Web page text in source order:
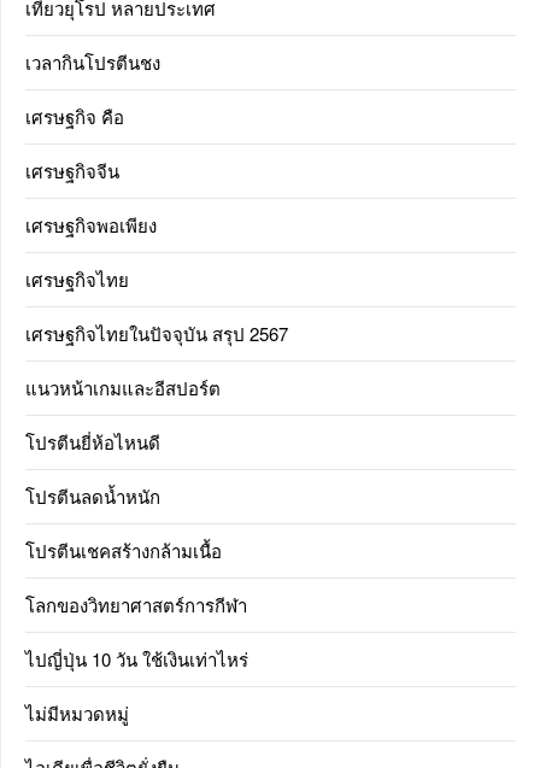
เที่ยวยุโรป หลายประเทศ
เวลากินโปรตีนชง
เศรษฐกิจ คือ
เศรษฐกิจจีน
เศรษฐกิจพอเพียง
เศรษฐกิจไทย
เศรษฐกิจไทยในปัจจุบัน สรุป 2567
แนวหน้าเกมและอีสปอร์ต
โปรตีนยี่ห้อไหนดี
โปรตีนลดน้ำหนัก
โปรตีนเชคสร้างกล้ามเนื้อ
โลกของวิทยาศาสตร์การกีฬา
ไปญี่ปุ่น 10 วัน ใช้เงินเท่าไหร่
ไม่มีหมวดหมู่